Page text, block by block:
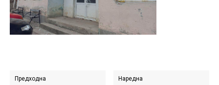
Предходна Наредна